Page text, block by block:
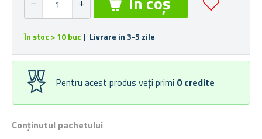
Conținutul pachetului
În stoc > 10 buc | Livrare in 3-5 zile
Pentru acest produs veți primi 0 credite